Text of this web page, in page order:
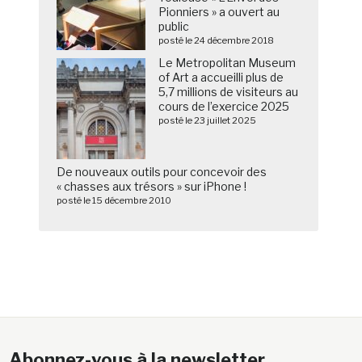
Pionniers » a ouvert au
public
posté le 24 décembre 2018
Le Metropolitan Museum
of Art a accueilli plus de
5,7 millions de visiteurs au
cours de l’exercice 2025
posté le 23 juillet 2025
De nouveaux outils pour concevoir des
« chasses aux trésors » sur iPhone !
posté le 15 décembre 2010